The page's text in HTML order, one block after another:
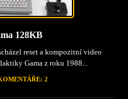
128KB
reset a kompozitní video
Gama z roku 1988...
2